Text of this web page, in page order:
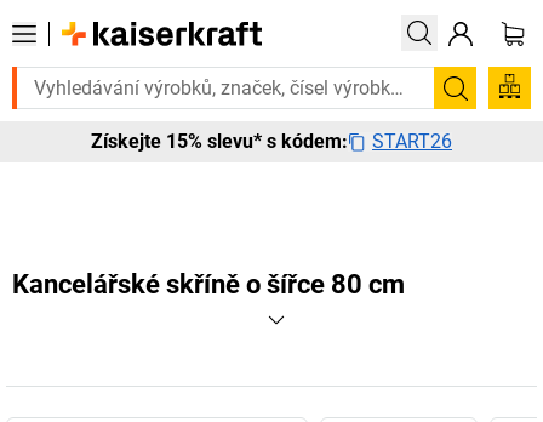
to urgentně? Vybrané bestsellery doručíme do 72 hodin.
Hledání
Získejte 15% slevu* s kódem: START26
Kancelářské skříně o šířce 80 cm